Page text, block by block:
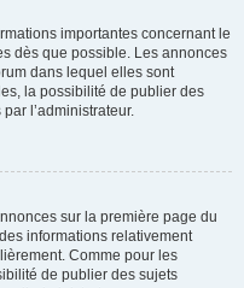
importantes concernant le
dès que possible. Les annonces
dans lequel elles sont
la possibilité de publier des
l’administrateur.
sur la première page du
informations relativement
Comme pour les
de publier des sujets